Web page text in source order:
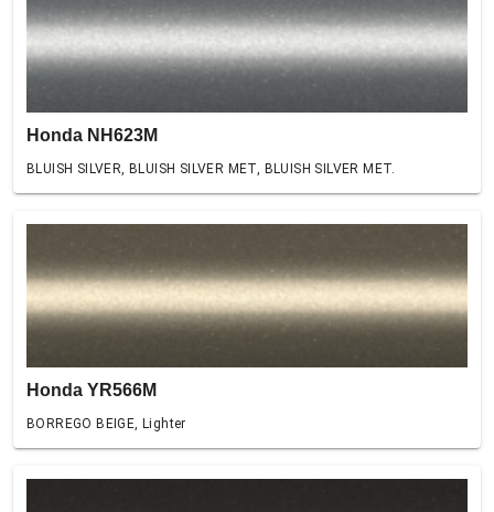
Honda NH623M
BLUISH SILVER, BLUISH SILVER MET, BLUISH SILVER MET.
Honda YR566M
BORREGO BEIGE, Lighter